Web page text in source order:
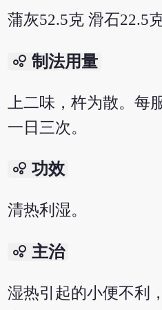
蒲灰52.5克 滑石22.5
bubble_chart 制法用量
上二味，杵为散。每
一日三次。
bubble_chart 功效
清热利湿。
bubble_chart 主治
湿热引起的小便不利